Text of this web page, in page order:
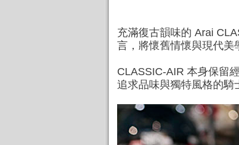
充滿復古韻味的 Arai
言，將懷舊情懷與現代美
CLASSIC-AIR 本身保留
追求品味與獨特風格的騎